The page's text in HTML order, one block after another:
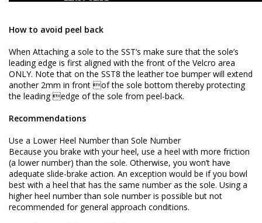
How to avoid peel back
When Attaching a sole to the SST’s make sure that the sole’s
leading edge is first aligned with the front of the Velcro area
ONLY. Note that on the SST8 the leather toe bumper will extend
another 2mm in front of the sole bottom thereby protecting
the leading edge of the sole from peel-back.
Recommendations
Use a Lower Heel Number than Sole Number
Because you brake with your heel, use a heel with more friction
(a lower number) than the sole. Otherwise, you won’t have
adequate slide-brake action. An exception would be if you bowl
best with a heel that has the same number as the sole. Using a
higher heel number than sole number is possible but not
recommended for general approach conditions.